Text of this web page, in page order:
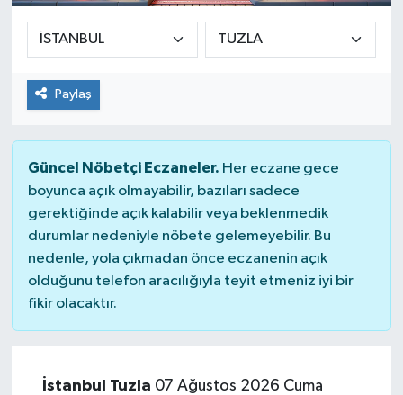
Paylaş
Güncel Nöbetçi Eczaneler. Her eczane gece
boyunca açık olmayabilir, bazıları sadece
gerektiğinde açık kalabilir veya beklenmedik
durumlar nedeniyle nöbete gelemeyebilir. Bu
nedenle, yola çıkmadan önce eczanenin açık
olduğunu telefon aracılığıyla teyit etmeniz iyi bir
fikir olacaktır.
İstanbul Tuzla 07 Ağustos 2026 Cuma